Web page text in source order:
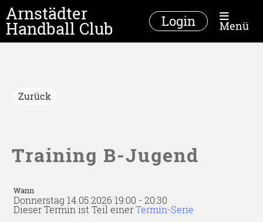
Arnstädter
Handball Club Login Menü
Zurück
Training B-Jugend
Wann
Donnerstag 14.05.2026 19:00 - 20:30
Dieser Termin ist Teil einerTermin-Serie